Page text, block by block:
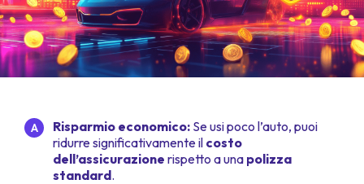
Risparmio economico: Se usi poco l’auto, puoi
ridurre significativamente il costo
dell’assicurazione rispetto a una polizza
standard.